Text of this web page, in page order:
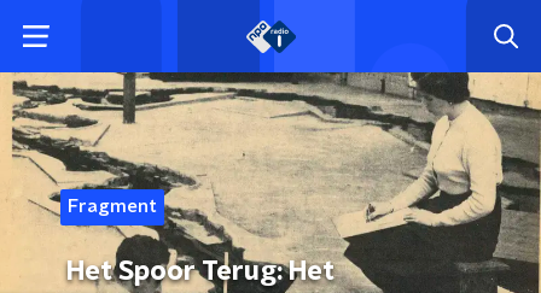
Fragment
Het Spoor Terug: Het